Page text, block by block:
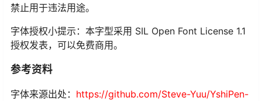
禁止用于违法用途。
字体授权小提示：本字型采用 SIL Open Font License 1.1
授权发表，可以免费商用。
参考资料
字体来源出处： https://github.com/Steve-Yuu/YshiPen-